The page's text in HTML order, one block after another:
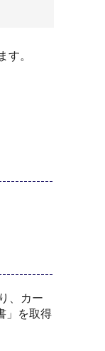
す。
、カー
」を取得